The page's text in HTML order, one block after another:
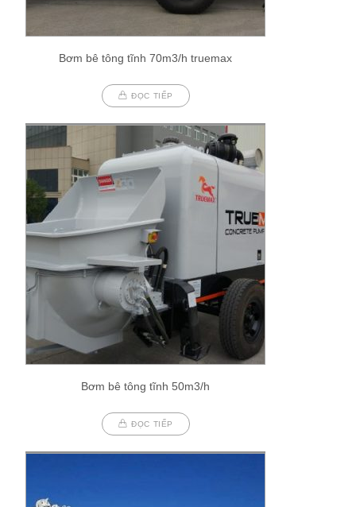
Bơm bê tông tĩnh 70m3/h truemax
ĐỌC TIẾP
Bơm bê tông tĩnh 50m3/h
ĐỌC TIẾP